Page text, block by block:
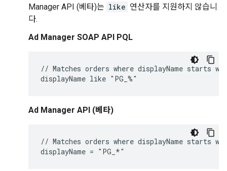
Manager API (베타)는 like 연산자를 지원하지 않습니
다.
Ad Manager SOAP API PQL
// Matches orders where displayName starts
Ad Manager API (베타)
// Matches orders where displayName starts